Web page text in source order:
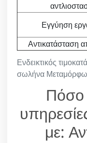
Ενδεικτικός
σωλήνα
Εγγύηση
Αντικατάσταση
Πόσο
με: